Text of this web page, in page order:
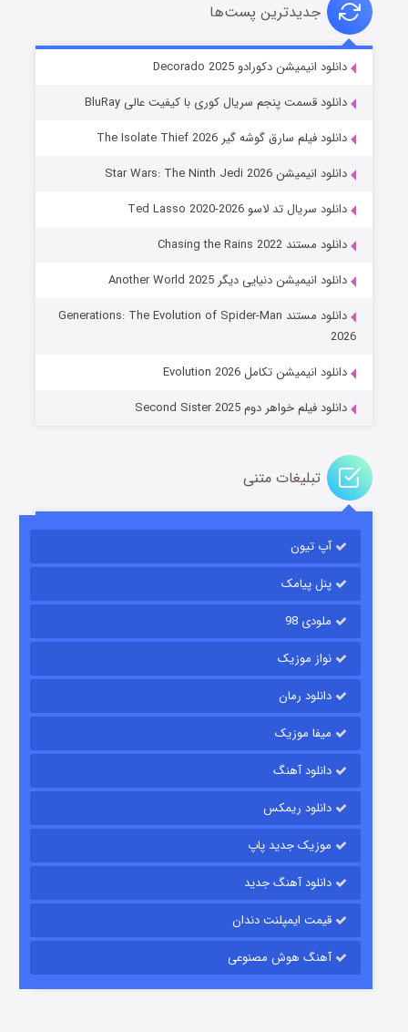
خاندان اژدها فصل ۳
۱۴ (زیرنویس)
باب اسفنجی فصل ۱۷
قسمت۶ (زیرنویس) منتشر شد
قسمت۱۵ (دوبله) منتشر شد
جدیدترین پست‌ها
دانلود انیمیشن دکورادو Decorado 2025
دانلود قسمت پنجم سریال کوری با کیفیت عالی BluRay
دانلود فیلم سارق گوشه گیر The Isolate Thief 2026
دانلود انیمیشن Star Wars: The Ninth Jedi 2026
دانلود سریال تد لاسو Ted Lasso 2020-2026
دانلود مستند Chasing the Rains 2022
دانلود انیمیشن دنیایی دیگر Another World 2025
دانلود مستند Generations: The Evolution of Spider-Man
2026
دانلود انیمیشن تکامل Evolution 2026
دانلود فیلم خواهر دوم Second Sister 2025
تبلیغات متنی
آپ تیون
پنل پیامک
ملودی 98
نواز موزیک
دانلود رمان
میفا موزیک
دانلود آهنگ
دانلود ریمکس
موزیک جدید پاپ
دانلود آهنگ جدید
قیمت ایمپلنت دندان
آهنگ هوش مصنوعی